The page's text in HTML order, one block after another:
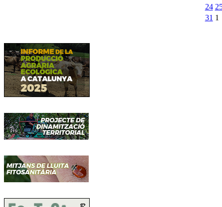
24
31 1